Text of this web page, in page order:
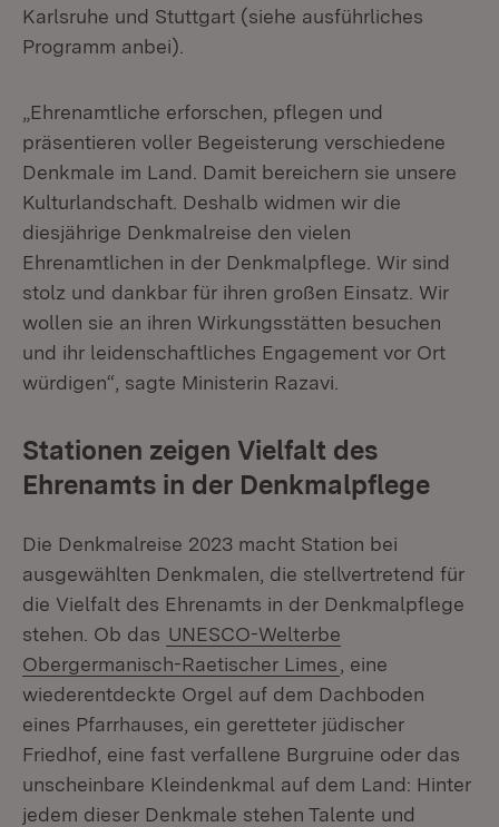
Karlsruhe und Stuttgart (siehe ausführliches
Programm anbei).
„Ehrenamtliche erforschen, pflegen und
präsentieren voller Begeisterung verschiedene
Denkmale im Land. Damit bereichern sie unsere
Kulturlandschaft. Deshalb widmen wir die
diesjährige Denkmalreise den vielen
Ehrenamtlichen in der Denkmalpflege. Wir sind
stolz und dankbar für ihren großen Einsatz. Wir
wollen sie an ihren Wirkungsstätten besuchen
und ihr leidenschaftliches Engagement vor Ort
würdigen“, sagte Ministerin Razavi.
Stationen zeigen Vielfalt des
Ehrenamts in der Denkmalpflege
Die Denkmalreise 2023 macht Station bei
ausgewählten Denkmalen, die stellvertretend für
die Vielfalt des Ehrenamts in der Denkmalpflege
stehen. Ob das UNESCO-Welterbe
Obergermanisch-Raetischer Limes
, eine
wiederentdeckte Orgel auf dem Dachboden
eines Pfarrhauses, ein geretteter jüdischer
Friedhof, eine fast verfallene Burgruine oder das
unscheinbare Kleindenkmal auf dem Land: Hinter
jedem dieser Denkmale stehen Talente und